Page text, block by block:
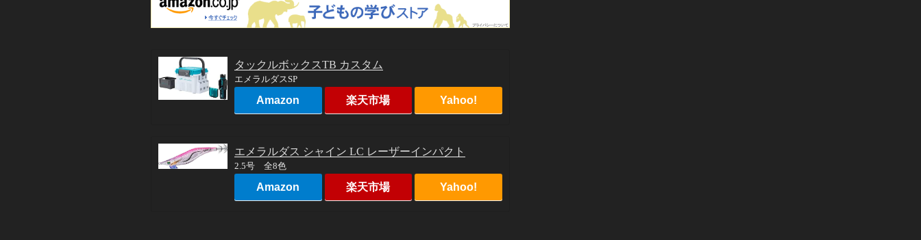
タックルボックスTB カスタム
エメラルダスSP
Amazon 楽天市場 Yahoo!
エメラルダス シャイン LC レーザーインパクト
2.5号 全8色
Amazon 楽天市場 Yahoo!